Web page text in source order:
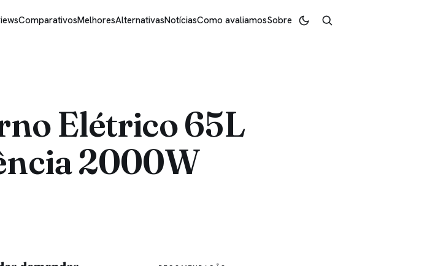
ComparativosMelhoresAlternativasNotíciasComo avaliamosSobre
Elétrico 65L
2000W